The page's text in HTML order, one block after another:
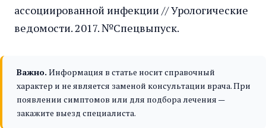
ассоциированной инфекции // Урологические
ведомости. 2017. №Спецвыпуск.
Важно. Информация в статье носит справочный
характер и не является заменой консультации врача. При
появлении симптомов или для подбора лечения —
закажите выезд специалиста.